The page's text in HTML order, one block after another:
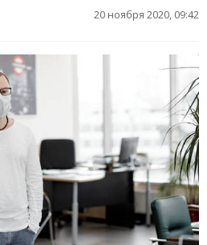
20 ноября 2020, 09:42